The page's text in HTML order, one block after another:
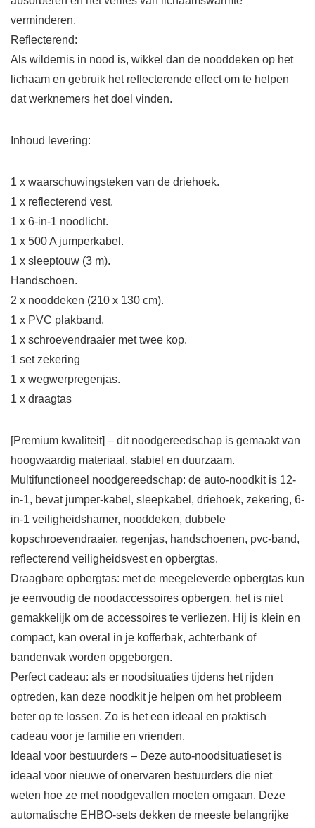
verminderen.
Reflecterend:
Als wildernis in nood is, wikkel dan de nooddeken op het
lichaam en gebruik het reflecterende effect om te helpen
dat werknemers het doel vinden.
Inhoud levering:
1 x waarschuwingsteken van de driehoek.
1 x reflecterend vest.
1 x 6-in-1 noodlicht.
1 x 500 A jumperkabel.
1 x sleeptouw (3 m).
Handschoen.
2 x nooddeken (210 x 130 cm).
1 x PVC plakband.
1 x schroevendraaier met twee kop.
1 set zekering
1 x wegwerpregenjas.
1 x draagtas
[Premium kwaliteit] – dit noodgereedschap is gemaakt van
hoogwaardig materiaal, stabiel en duurzaam.
Multifunctioneel noodgereedschap: de auto-noodkit is 12-
in-1, bevat jumper-kabel, sleepkabel, driehoek, zekering, 6-
in-1 veiligheidshamer, nooddeken, dubbele
kopschroevendraaier, regenjas, handschoenen, pvc-band,
reflecterend veiligheidsvest en opbergtas.
Draagbare opbergtas: met de meegeleverde opbergtas kun
je eenvoudig de noodaccessoires opbergen, het is niet
gemakkelijk om de accessoires te verliezen. Hij is klein en
compact, kan overal in je kofferbak, achterbank of
bandenvak worden opgeborgen.
Perfect cadeau: als er noodsituaties tijdens het rijden
optreden, kan deze noodkit je helpen om het probleem
beter op te lossen. Zo is het een ideaal en praktisch
cadeau voor je familie en vrienden.
Ideaal voor bestuurders – Deze auto-noodsituatieset is
ideaal voor nieuwe of onervaren bestuurders die niet
weten hoe ze met noodgevallen moeten omgaan. Deze
automatische EHBO-sets dekken de meeste belangrijke